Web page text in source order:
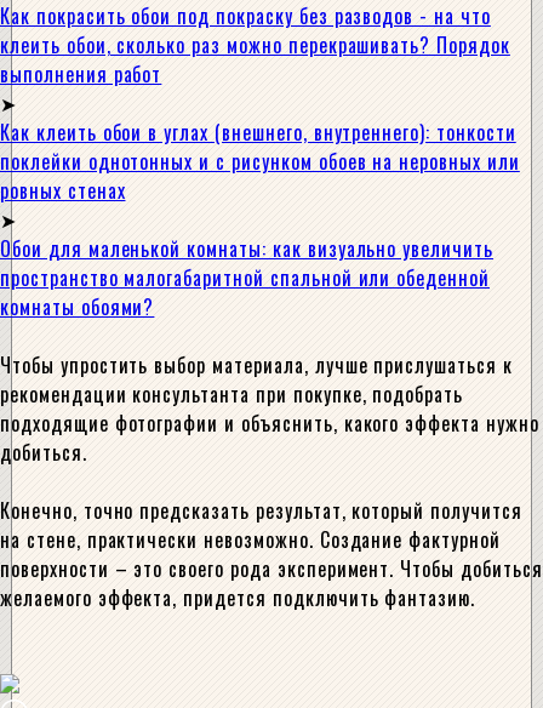
Как покрасить обои под покраску без разводов - на что
клеить обои, сколько раз можно перекрашивать? Порядок
выполнения работ
Как клеить обои в углах (внешнего, внутреннего): тонкости
поклейки однотонных и с рисунком обоев на неровных или
ровных стенах
Обои для маленькой комнаты: как визуально увеличить
пространство малогабаритной спальной или обеденной
комнаты обоями?
Чтобы упростить выбор материала, лучше прислушаться к
рекомендации консультанта при покупке, подобрать
подходящие фотографии и объяснить, какого эффекта нужно
добиться.
Конечно, точно предсказать результат, который получится
на стене, практически невозможно. Создание фактурной
поверхности – это своего рода эксперимент. Чтобы добиться
желаемого эффекта, придется подключить фантазию.